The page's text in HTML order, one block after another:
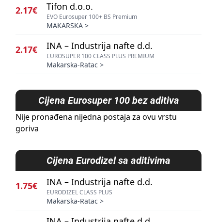
2.17€ Tifon d.o.o.
EVO Eurosuper 100+ BS Premium
MAKARSKA >
2.17€ INA – Industrija nafte d.d.
EUROSUPER 100 CLASS PLUS PREMIUM
Makarska-Ratac >
Cijena Eurosuper 100 bez aditiva
Nije pronađena nijedna postaja za ovu vrstu
goriva
Cijena Eurodizel sa aditivima
1.75€ INA – Industrija nafte d.d.
EURODIZEL CLASS PLUS
Makarska-Ratac >